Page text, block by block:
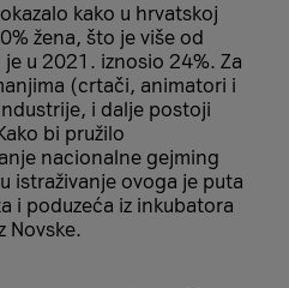
kako u hrvatskoj
žena, što je više od
u 2021. iznosio 24%. Za
(crtači, animatori i
i dalje postoji
bi pružilo
nacionalne gejming
istraživanje ovoga je puta
i poduzeća iz inkubatora
Novske.